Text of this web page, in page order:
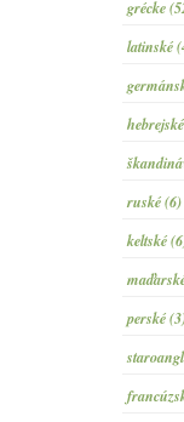
grécke
latinské
ruské (6)
keltské
perské